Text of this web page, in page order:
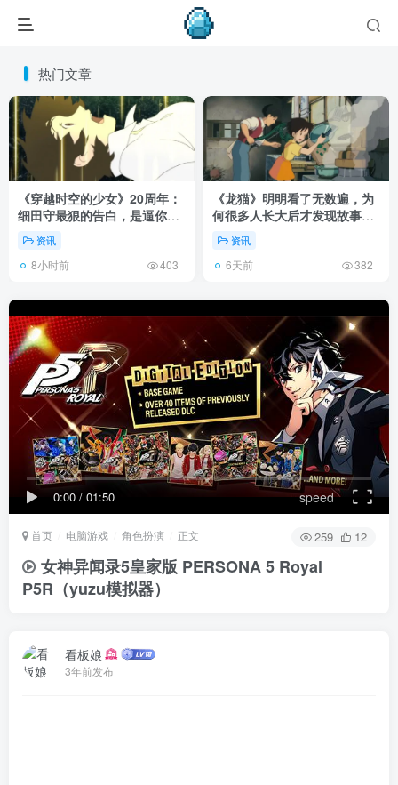
热门文章
《穿越时空的少女》20周年：
细田守最狠的告白，是逼你承
认有些夏天回不去了！
资讯
8小时前 403
《龙猫》明明看了无数遍，为
何很多人长大后才发现故事根
本不在 1988 年！
资讯
6天前 382
0:00 / 01:50 speed
首页 电脑游戏 角色扮演 正文 259 12
女神异闻录5皇家版 PERSONA 5 Royal
P5R （yuzu模拟器）
看板娘
3年前发布